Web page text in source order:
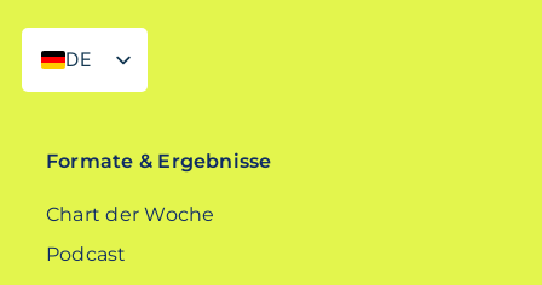
DE
EN
Formate & Ergebnisse
Chart der Woche
Podcast